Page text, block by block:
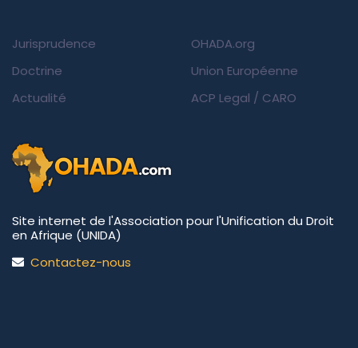
Jurisprudence
Doctrine
Actualité
OHADA.org
Union Européenne
ACP Legal / CARO
Site internet de l'Association pour l'Unification du Droit
en Afrique (UNIDA)
Contactez-nous